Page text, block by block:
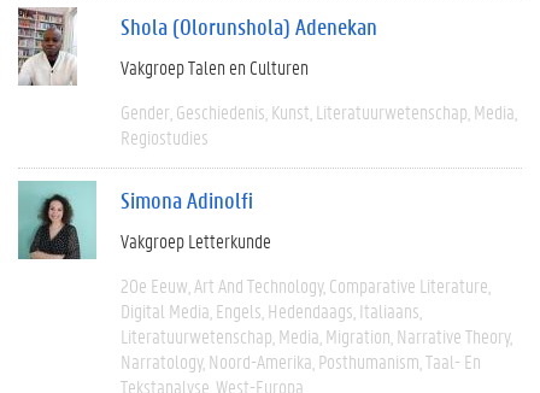
Shola (Olorunshola) Adenekan
Vakgroep Talen en Culturen
Gender Geschiedenis Kunst Literatuurwetenschap Media
Regiostudies
Simona Adinolfi
Vakgroep Letterkunde
20e Eeuw Art And Technology Comparative Literature
Digital Media Engels Hedendaags Italiaans
Literatuurwetenschap Media Migration Narrative Theory
Narratology Noord-Amerika Posthumanism Taal- En
Tekstanalyse West-Europa